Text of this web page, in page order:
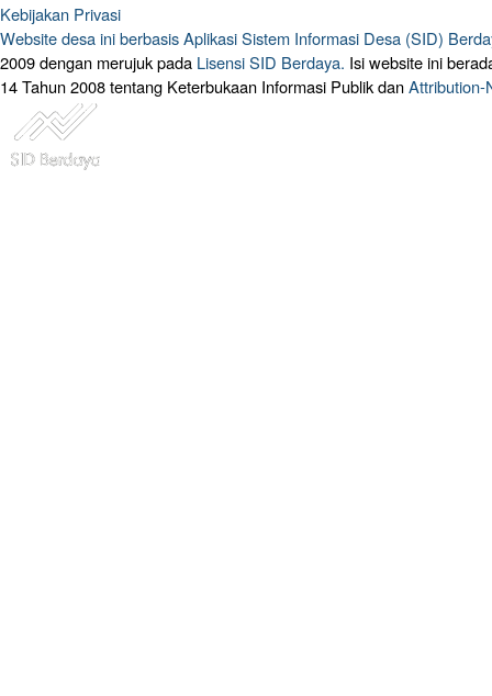
Kebijakan Privasi
Website desa ini berbasisAplikasi Sistem Informasi Desa (SID)
2009 dengan merujuk pada Lisensi SID Berdaya. Isi website ini
14 Tahun 2008 tentang Keterbukaan Informasi Publik danAttribution-